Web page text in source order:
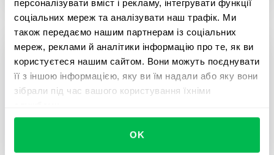
персоналізувати вміст і рекламу, інтегрувати функції
соціальних мереж та аналізувати наш трафік. Ми
також передаємо нашим партнерам із соціальних
мереж, реклами й аналітики інформацію про те, як ви
користуєтеся нашим сайтом. Вони можуть поєднувати
її з іншою інформацією, яку ви їм надали або яку вони
зібрали під час вашого користування їхніми
OK